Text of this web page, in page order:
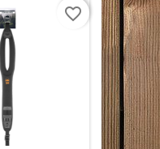
favorite_border